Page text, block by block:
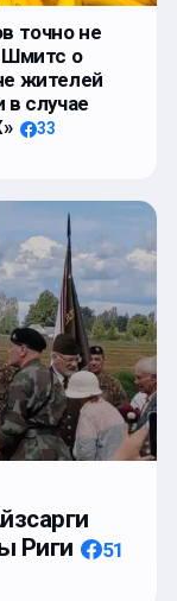
точно не
Шмитс о
жителей
в случае
33
Риги
51